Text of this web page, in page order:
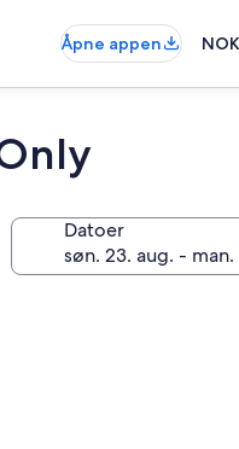
Åpne appen NOK
Datoer